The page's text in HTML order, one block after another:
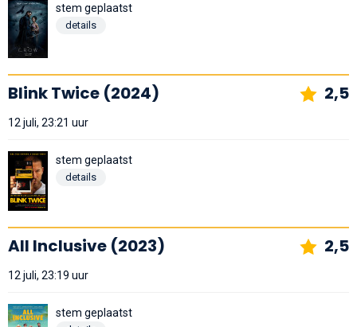
stem geplaatst
details
Blink Twice (2024) 2,5
12 juli, 23:21 uur
stem geplaatst
details
All Inclusive (2023) 2,5
12 juli, 23:19 uur
stem geplaatst